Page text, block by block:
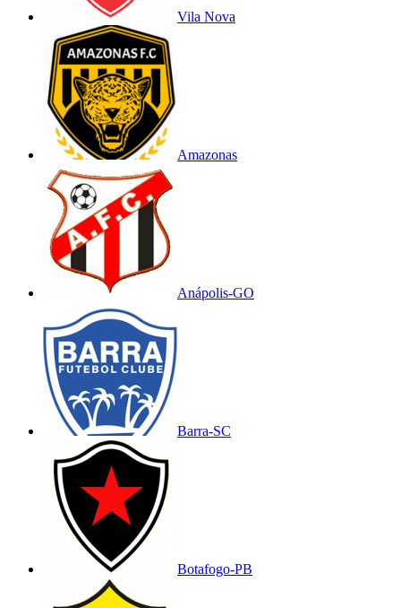
Vila Nova
Amazonas
Anápolis-GO
Barra-SC
Botafogo-PB